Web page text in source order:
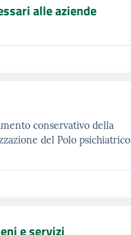
alle aziende
conservativo della
del Polo psichiatrico
e servizi